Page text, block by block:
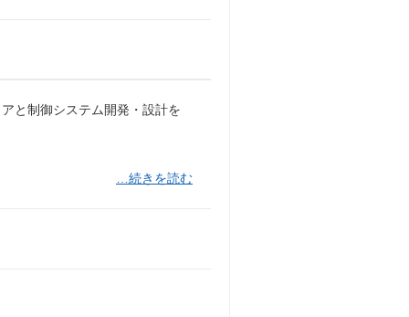
と制御システム開発・設計を
…続きを読む